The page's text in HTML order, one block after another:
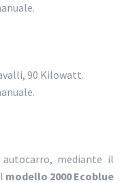
90 Kilowatt.
mediante il
modello 2000 Ecoblue